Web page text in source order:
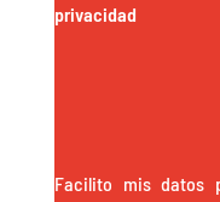
privacidad
Facilito mis datos